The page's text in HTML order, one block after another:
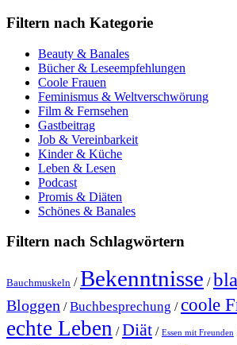
Filtern nach Kategorie
Beauty & Banales
Bücher & Leseempfehlungen
Coole Frauen
Feminismus & Weltverschwörung
Film & Fernsehen
Gastbeitrag
Job & Vereinbarkeit
Kinder & Küche
Leben & Lesen
Podcast
Promis & Diäten
Schönes & Banales
Filtern nach Schlagwörtern
Bauchmuskeln /Bekenntnisse /
Bloggen /Buchbesprechung /coole
echte Leben /Diät / Essen mit Freunden